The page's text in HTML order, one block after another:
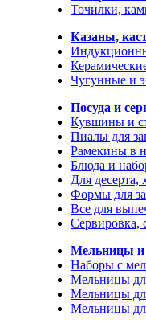
Точилки,
Казаны,
Чугунные и
Посуда и
Кувшины и
Пиалы для
Рамекины в
Блюда и
Для десерта,
Формы для
Все для
Сервировка,
Мельницы и
Наборы с
Мельницы
Мельницы
Мельницы